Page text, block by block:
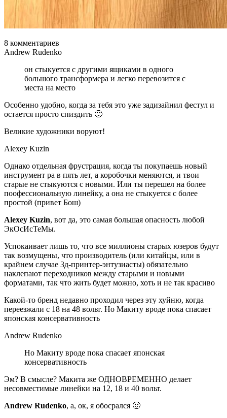
8 комментариев
Andrew Rudenko
он стыкуется с другими ящиками в одного
большого трансформера и легко перевозится с
места на место
Особенно удобно, когда за тебя это уже задизайнил фестул и
остается просто спиздить 🙂
Великие художники воруют!
Alexey Kuzin
Однако отдельная фрустрация, когда ты покупаешь новый
инструмент ра в пять лет, а коробочки меняются, и твои
старые не стыкуются с новыми. Или ты перешел на более
поофессиональную линейку, а она не стыкуется с более
простой (привет Бош)
Alexey Kuzin, вот да, это самая большая опасность любой
ЭкОсИсТеМы.
Успокаивает лишь то, что все миллионы старых юзеров будут
так возмущены, что производитель (или китайцы, или в
крайнем случае 3д-принтер-энтузиасты) обязательно
наклепают переходников между старыми и новыми
форматами, так что жить будет можно, хоть и не так красиво
Какой-то бренд недавно проходил через эту хуйню, когда
переезжали с 18 на 48 вольт. Но Макиту вроде пока спасает
японская консервативность
Andrew Rudenko
Но Макиту вроде пока спасает японская
консервативность
Эм? В смысле? Макита же ОДНОВРЕМЕННО делает
несовместимые линейки на 12, 18 и 40 вольт.
Andrew Rudenko, а, ок, я обосрался 🙂